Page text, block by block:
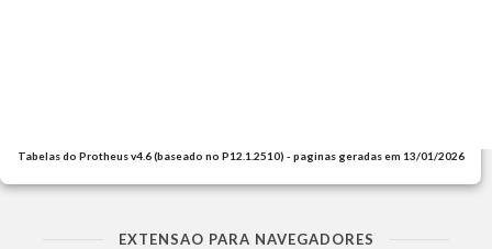
Tabelas do Protheus v4.6 (baseado no P12.1.2510) - paginas geradas em 13/01/2026
EXTENSAO PARA NAVEGADORES